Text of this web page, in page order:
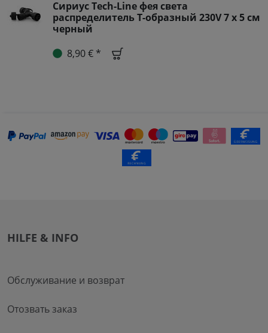
Сириус Tech-Line фея света
распределитель T-образный 230V 7 x 5 см
черный
8,90 € *
HILFE & INFO
Обслуживание и возврат
Отозвать заказ